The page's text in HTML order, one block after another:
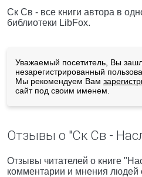
Ск Св - все книги автора в
библиотеки LibFox.
Уважаемый посетитель, Вы
незарегистрированный
Мы рекомендуем Вам
сайт под своим именем.
Отзывы о "Ск Св -
Отзывы читателей о книге
комментарии и мнения людей